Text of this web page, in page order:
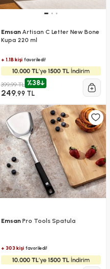
EmsanArtisan C Letter New Bone
Kupa 220 ml
+ 1.1B kişifavoriledi!
399,99 TL %38
249,99 TL
EmsanPro Tools Spatula
+ 303 kişifavoriledi!